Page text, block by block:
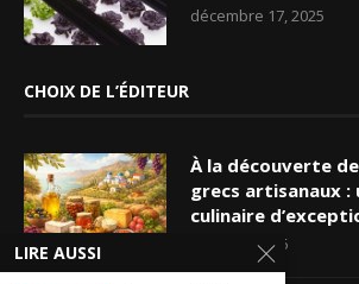
décembre 17, 2025
CHOIX DE L’ÉDITEUR
À la découverte
grecs artisanaux
culinaire
mars 19, 2026
LIRE AUSSI